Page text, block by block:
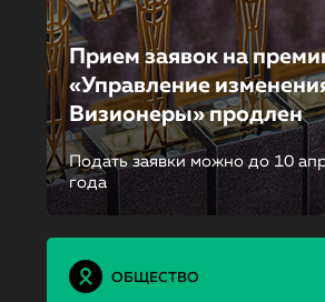
Прием заявок на
«Управление
Визионеры» продлен
Подать заявки можно до 10
года
ОБЩЕСТВО